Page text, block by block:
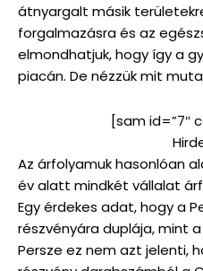
átnyargalt másik
forgalmazásra és az
elmondhatjuk, hogy így a
piacán. De nézzük mit
[sam id=”7″
Az árfolyamuk hasonlóan
év alatt mindkét vállalat
Egy érdekes adat, hogy a
részvényára duplája, mint
Persze ez nem azt jelenti,